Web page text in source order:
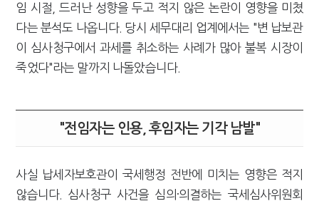
임 시절, 드러난 성향을 두고 적지 않은 논란이 영향을 미쳤
다는 분석도 나옵니다. 당시 세무대리 업계에서는 "변 납보관
이 심사청구에서 과세를 취소하는 사례가 많아 불복 시장이
죽었다"라는 말까지 나돌았습니다.
"전임자는 인용, 후임자는 기각 남발"
사실 납세자보호관이 국세행정 전반에 미치는 영향은 적지
않습니다. 심사청구 사건을 심의·의결하는 국세심사위원회